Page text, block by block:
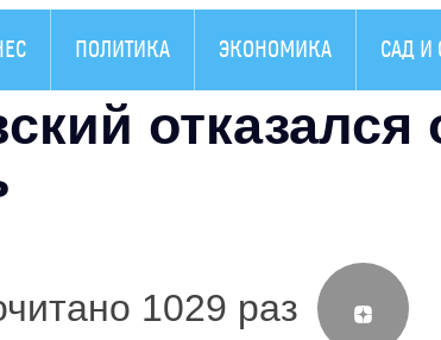
ПОЛИТИКА ЭКОНОМИКА САД И
1029 раз